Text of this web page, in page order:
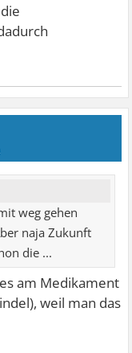
weg gehen
naja Zukunft
die ...
am Medikament
weil man das